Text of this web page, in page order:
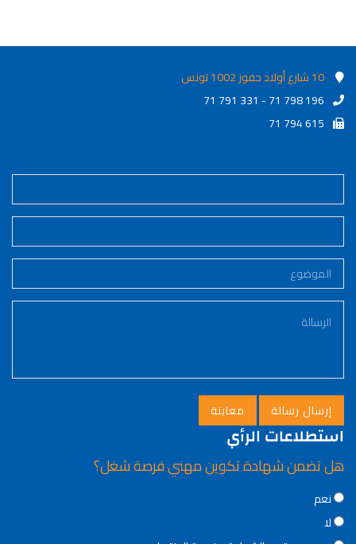
10 شارع أولاد حفوز 1002 تونس
71 791 331 - 71 798 196
71 794 615
استطلاعات الرأي
هل تضمن شهادة تكوين مهني فرصة شغل؟
Choices
نعم
لا